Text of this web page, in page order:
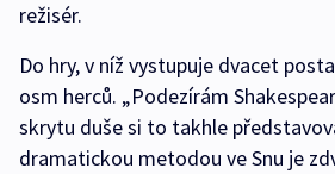
režisér.
Do hry, v níž vystupuje dvacet
osm herců. „Podezírám
skrytu duše si to takhle
dramatickou metodou ve Snu je